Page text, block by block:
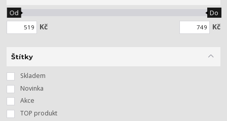
Kč
Od Do
Kč
Štítky
Skladem
Novinka
Akce
TOP produkt